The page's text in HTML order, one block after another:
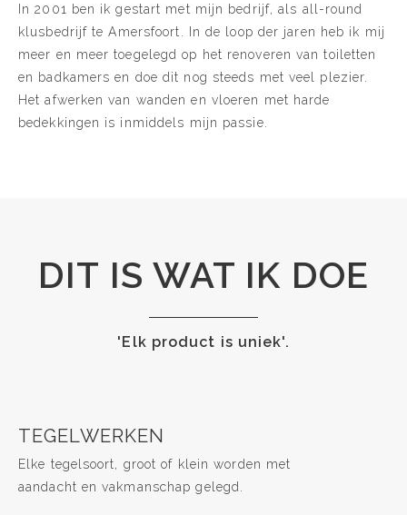
In 2001 ben ik gestart met mijn bedrijf, als all-round
klusbedrijf te Amersfoort. In de loop der jaren heb ik mij
meer en meer toegelegd op het renoveren van toiletten
en badkamers en doe dit nog steeds met veel plezier.
Het afwerken van wanden en vloeren met harde
bedekkingen is inmiddels mijn passie.
DIT IS WAT IK DOE
'Elk product is uniek'.
TEGELWERKEN
Elke tegelsoort, groot of klein worden met
aandacht en vakmanschap gelegd.